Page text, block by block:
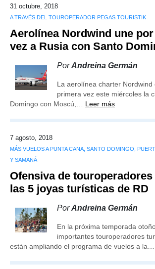
31 octubre, 2018
A TRAVÉS DEL TOUROPERADOR PEGAS TOURISTIK
Aerolínea Nordwind une
vez a Rusia con Santo
PorAndreina Germán
La aerolínea charter Nordwind
primera vez este miércoles la
Domingo con Moscú,… Leer más
7 agosto, 2018
MÁS VUELOS A PUNTA CANA, SANTO DOMINGO,
Y SAMANÁ
Ofensiva de
las 5 joyas turísticas de RD
PorAndreina Germán
En la próxima temporada
importantes touroperadores
están ampliando el programa de vuelos a la…